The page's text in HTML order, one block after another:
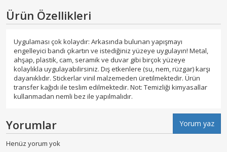
Ürün Özellikleri
Uygulaması çok kolaydır: Arkasında bulunan yapışmayı
engelleyici bandı çıkartın ve istediğiniz yüzeye uygulayın! Metal,
ahşap, plastik, cam, seramik ve duvar gibi birçok yüzeye
kolaylıkla uygulayabilirsiniz. Dış etkenlere (su, nem, rüzgar) karşı
dayanıklıdır. Stickerlar vinil malzemeden üretilmektedir. Ürün
transfer kağıdı ile teslim edilmektedir. Not: Temizliği kimyasallar
kullanmadan nemli bez ile yapılmalıdır.
Yorumlar Yorum yaz
Henüz yorum yok